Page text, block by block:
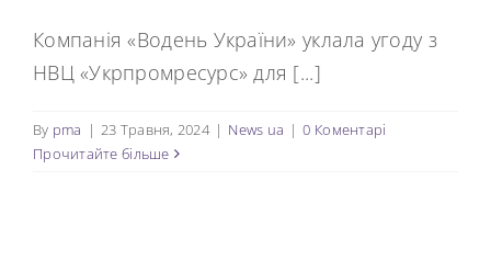
Компанія «Водень України» уклала угоду з
НВЦ «Укрпромресурс» для [...]
By pma | 23 Травня, 2024 | News ua | 0 Коментарі
Прочитайте більше